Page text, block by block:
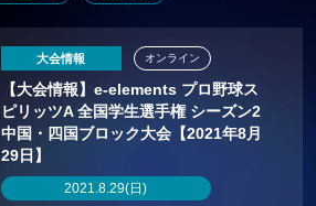
大会情報
【大会情報】e-elements プロ野球ス
ピリッツA 全国学生選手権 シーズン2
中国・四国ブロック大会【2021年8月
29日】
2021.8.29(日)
オンライン